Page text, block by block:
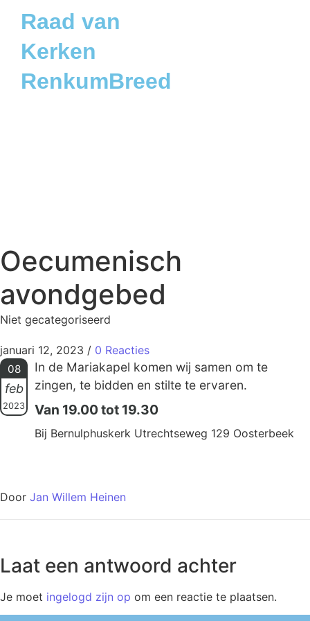
Raad van
Kerken
RenkumBreed
Oecumenisch
avondgebed
Niet gecategoriseerd
januari 12, 2023 / 0 Reacties
08
feb
2023
In de Mariakapel komen wij samen om te
zingen, te bidden en stilte te ervaren.
Van 19.00 tot 19.30
Bij Bernulphuskerk Utrechtseweg 129 Oosterbeek
Door Jan Willem Heinen
Laat een antwoord achter
Je moet ingelogd zijn op om een reactie te plaatsen.